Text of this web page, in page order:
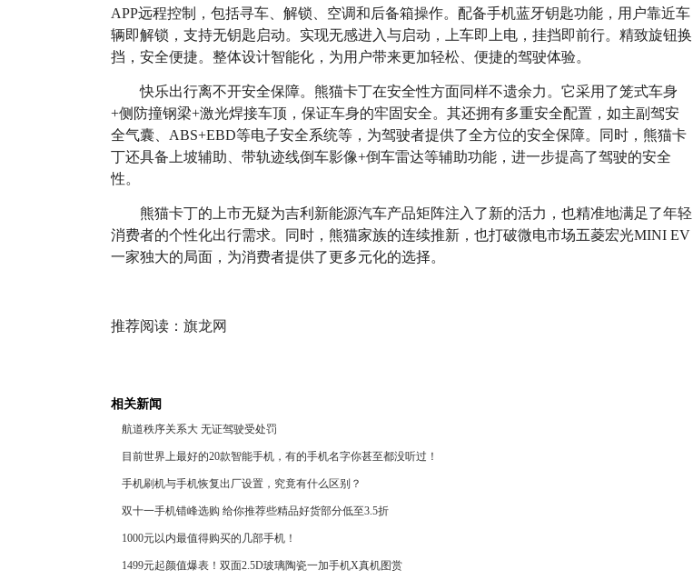
APP远程控制，包括寻车、解锁、空调和后备箱操作。配备手机蓝牙钥匙功能，用户靠近车
辆即解锁，支持无钥匙启动。实现无感进入与启动，上车即上电，挂挡即前行。精致旋钮换
挡，安全便捷。整体设计智能化，为用户带来更加轻松、便捷的驾驶体验。
快乐出行离不开安全保障。熊猫卡丁在安全性方面同样不遗余力。它采用了笼式车身
+侧防撞钢梁+激光焊接车顶，保证车身的牢固安全。其还拥有多重安全配置，如主副驾安
全气囊、ABS+EBD等电子安全系统等，为驾驶者提供了全方位的安全保障。同时，熊猫卡
丁还具备上坡辅助、带轨迹线倒车影像+倒车雷达等辅助功能，进一步提高了驾驶的安全
性。
熊猫卡丁的上市无疑为吉利新能源汽车产品矩阵注入了新的活力，也精准地满足了年轻
消费者的个性化出行需求。同时，熊猫家族的连续推新，也打破微电市场五菱宏光MINI EV
一家独大的局面，为消费者提供了更多元化的选择。
推荐阅读： 旗龙网
相关新闻
航道秩序关系大 无证驾驶受处罚
目前世界上最好的20款智能手机，有的手机名字你甚至都没听过！
手机刷机与手机恢复出厂设置，究竟有什么区别？
双十一手机错峰选购 给你推荐些精品好货部分低至3.5折
1000元以内最值得购买的几部手机！
1499元起颜值爆表！双面2.5D玻璃陶瓷一加手机X真机图赏